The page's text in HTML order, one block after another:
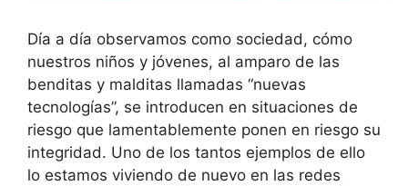
Día a día observamos como sociedad, cómo
nuestros niños y jóvenes, al amparo de las
benditas y malditas llamadas “nuevas
tecnologías”, se introducen en situaciones de
riesgo que lamentablemente ponen en riesgo su
integridad. Uno de los tantos ejemplos de ello
lo estamos viviendo de nuevo en las redes